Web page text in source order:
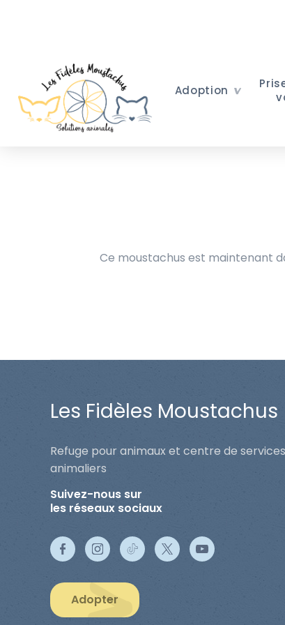
Adoption
Ce moustachus est maintenant
Les Fidèles Moustachus
Refuge pour animaux et centre de services
animaliers
Suivez-nous sur
les réseaux sociaux
Adopter